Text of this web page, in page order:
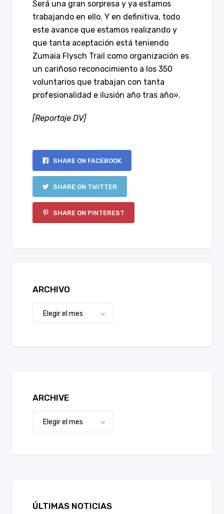
Será una gran sorpresa y ya estamos
trabajando en ello. Y en definitiva, todo
este avance que estamos realizando y
que tanta aceptación está teniendo
Zumaia Flysch Trail como organización es
un cariñoso reconocimiento a los 350
voluntarios que trabajan con tanta
profesionalidad e ilusión año tras año».
[Reportaje DV]
SHARE ON FACEBOOK
SHARE ON TWITTER
SHARE ON PINTEREST
ARCHIVO
ARCHIVE
ÚLTIMAS NOTICIAS